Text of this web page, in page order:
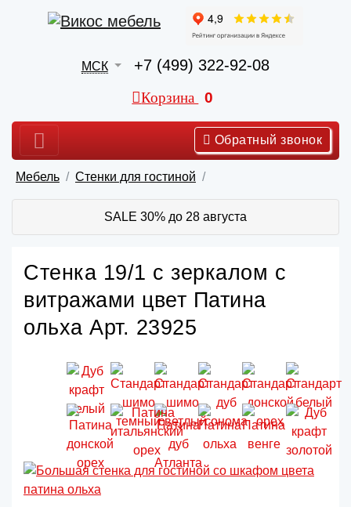
МСК +7 (499) 322-92-08
Корзина 0
Обратный звонок
Мебель Стенки для гостиной
SALE 30% до 28 августа
Стенка 19/1 с зеркалом с
витражами цвет Патина
ольха Арт. 23925